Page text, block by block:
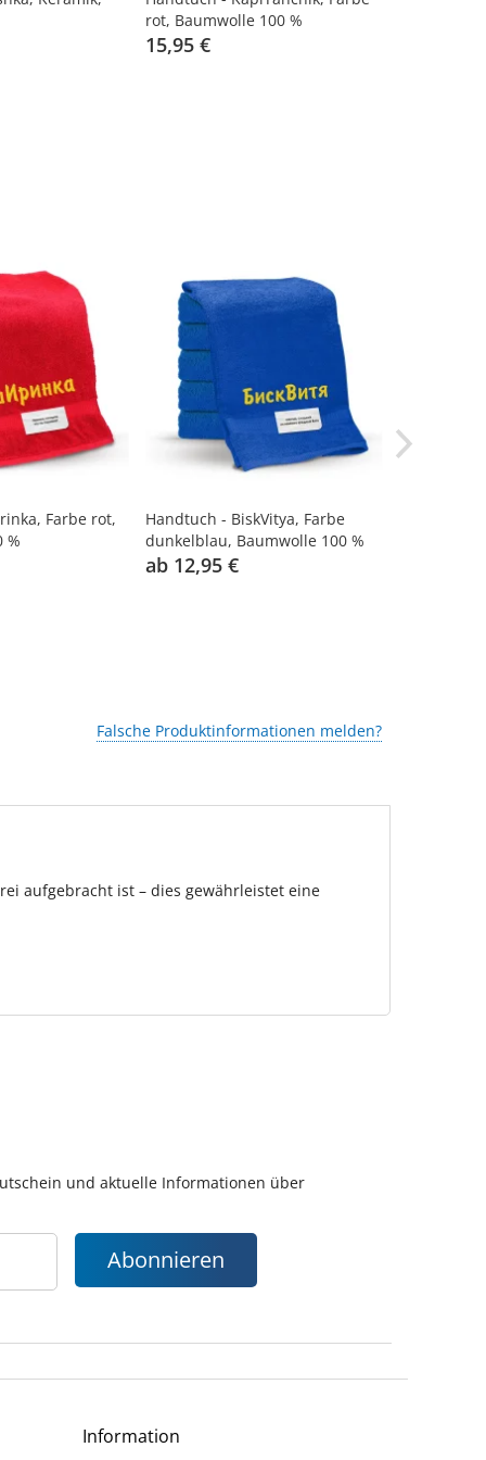
rot, Baumwolle 100 %
15,95 €
Farbe rot,
%
Handtuch - BiskVitya, Farbe
dunkelblau, Baumwolle 100 %
ab 12,95 €
Falsche Produktinformationen melden?
aufgebracht ist – dies gewährleistet eine
und aktuelle Informationen über
Abonnieren
Information